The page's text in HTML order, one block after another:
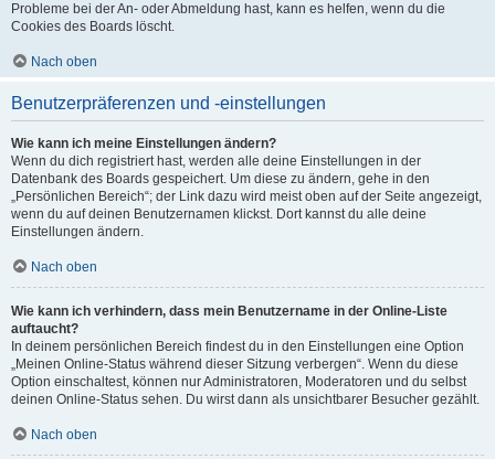
Probleme bei der An- oder Abmeldung hast, kann es helfen, wenn du die
Cookies des Boards löscht.
Nach oben
Benutzerpräferenzen und -einstellungen
Wie kann ich meine Einstellungen ändern?
Wenn du dich registriert hast, werden alle deine Einstellungen in der
Datenbank des Boards gespeichert. Um diese zu ändern, gehe in den
„Persönlichen Bereich“; der Link dazu wird meist oben auf der Seite angezeigt,
wenn du auf deinen Benutzernamen klickst. Dort kannst du alle deine
Einstellungen ändern.
Nach oben
Wie kann ich verhindern, dass mein Benutzername in der Online-Liste
auftaucht?
In deinem persönlichen Bereich findest du in den Einstellungen eine Option
„Meinen Online-Status während dieser Sitzung verbergen“. Wenn du diese
Option einschaltest, können nur Administratoren, Moderatoren und du selbst
deinen Online-Status sehen. Du wirst dann als unsichtbarer Besucher gezählt.
Nach oben